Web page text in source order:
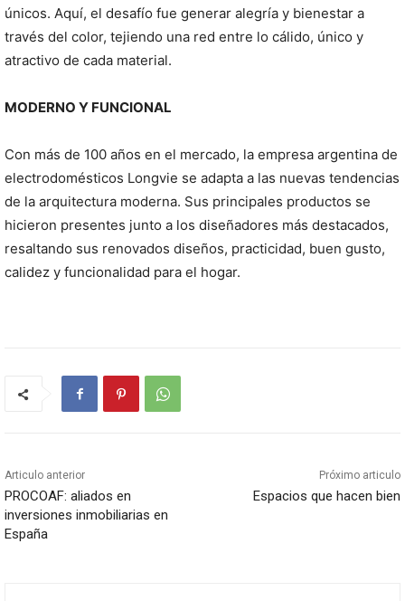
únicos. Aquí, el desafío fue generar alegría y bienestar a
través del color, tejiendo una red entre lo cálido, único y
atractivo de cada material.
MODERNO Y FUNCIONAL
Con más de 100 años en el mercado, la empresa argentina de
electrodomésticos Longvie se adapta a las nuevas tendencias
de la arquitectura moderna. Sus principales productos se
hicieron presentes junto a los diseñadores más destacados,
resaltando sus renovados diseños, practicidad, buen gusto,
calidez y funcionalidad para el hogar.
Articulo anterior
PROCOAF: aliados en
inversiones inmobiliarias en
España
Próximo articulo
Espacios que hacen bien